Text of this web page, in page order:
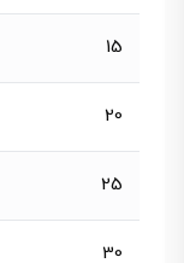
15
20
25
30